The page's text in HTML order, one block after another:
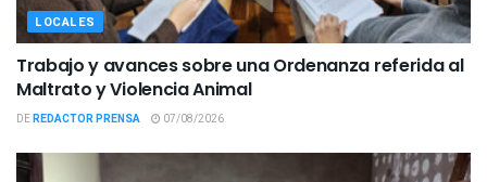
LOCALES
Trabajo y avances sobre una Ordenanza referida al
Maltrato y Violencia Animal
DEREDACTOR PRENSA 07/08/2026